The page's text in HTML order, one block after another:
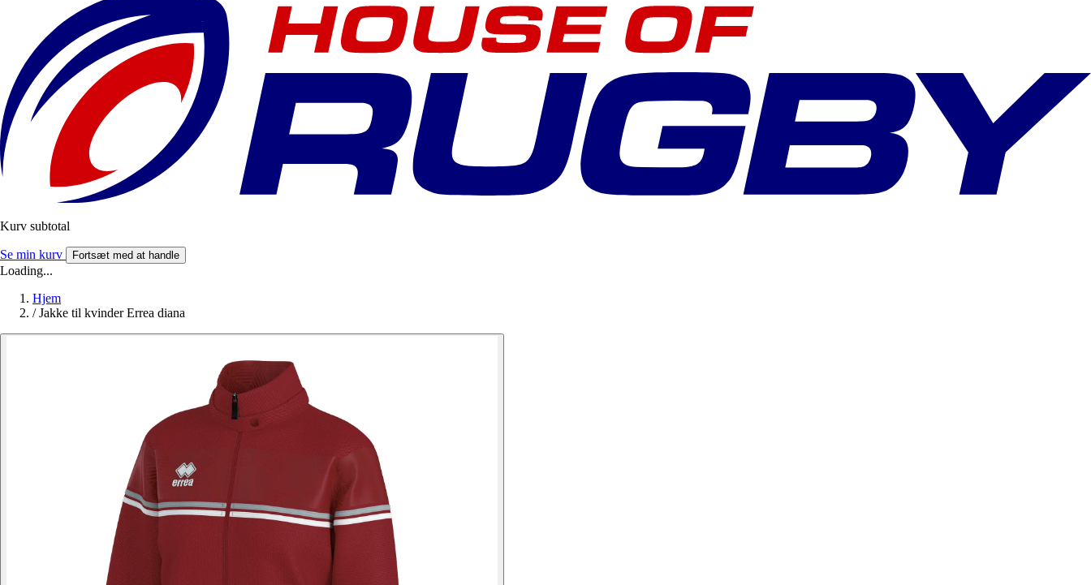
Kurv subtotal
Se min kurv Fortsæt med at handle
Loading...
Hjem
/ Jakke til kvinder Errea diana